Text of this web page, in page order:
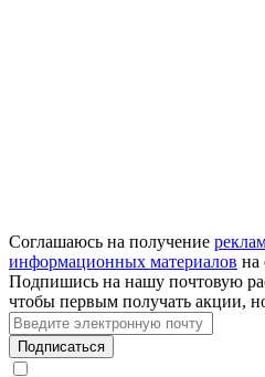
Соглашаюсь на получение
информационных материалов на
Подпишись на нашу почтовую
чтобы первым получать акции,
Подписаться